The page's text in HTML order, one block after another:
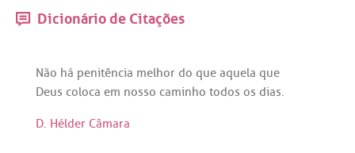
Dicionário de Citações
Não há penitência melhor do que aquela que
Deus coloca em nosso caminho todos os dias.
D. Hélder Câmara